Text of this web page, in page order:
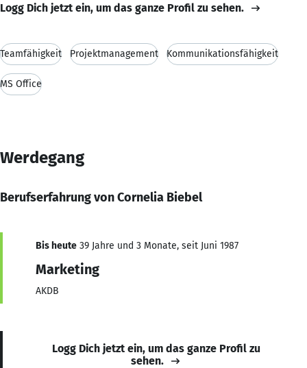
Logg Dich jetzt ein, um das ganze Profil zu sehen.
Teamfähigkeit Projektmanagement Kommunikationsfähigkeit
MS Office
Werdegang
Berufserfahrung von Cornelia Biebel
Bis heute 39 Jahre und 3 Monate, seit Juni 1987
Marketing
AKDB
Logg Dich jetzt ein, um das ganze Profil zu
sehen.